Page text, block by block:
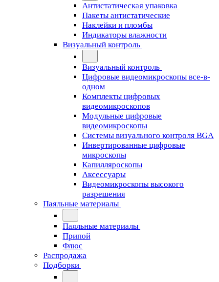
Антистатическая упаковка
Пакеты антистатические
Наклейки и пломбы
Индикаторы влажности
Визуальный контроль
Визуальный контроль
Цифровые видеомикроскопы все-в-
одном
Комплекты цифровых
видеомикроскопов
Модульные цифровые
видеомикроскопы
Cистемы визуального контроля BGA
Инвертированные цифровые
микроскопы
Капилляроскопы
Аксессуары
Видеомикроскопы высокого
разрешения
Паяльные материалы
Паяльные материалы
Припой
Флюс
Распродажа
Подборки